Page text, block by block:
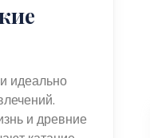
идеально
и древние